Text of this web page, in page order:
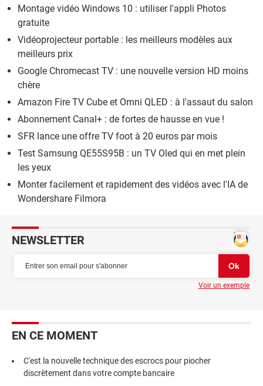
Montage vidéo Windows 10 : utiliser l'appli Photos
gratuite
Vidéoprojecteur portable : les meilleurs modèles aux
meilleurs prix
Google Chromecast TV : une nouvelle version HD moins
chère
Amazon Fire TV Cube et Omni QLED : à l'assaut du salon
Abonnement Canal+ : de fortes de hausse en vue !
SFR lance une offre TV foot à 20 euros par mois
Test Samsung QE55S95B : un TV Oled qui en met plein
les yeux
Monter facilement et rapidement des vidéos avec l'IA de
Wondershare Filmora
NEWSLETTER
Voir un exemple
EN CE MOMENT
C'est la nouvelle technique des escrocs pour piocher
discrètement dans votre compte bancaire